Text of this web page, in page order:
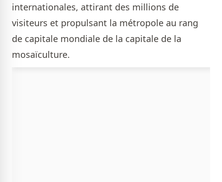
internationales, attirant des millions de
visiteurs et propulsant la métropole au rang
de capitale mondiale de la capitale de la
mosaïculture.